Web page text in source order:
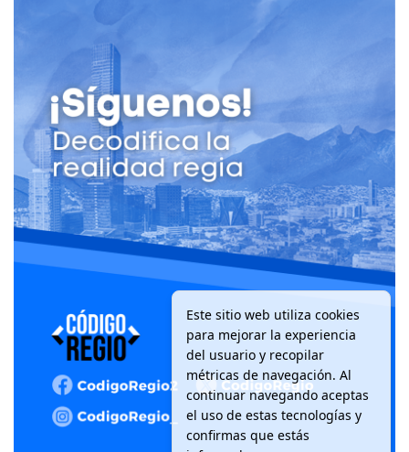
Este sitio web utiliza cookies
para mejorar la experiencia
del usuario y recopilar
métricas de navegación. Al
continuar navegando aceptas
el uso de estas tecnologías y
confirmas que estás